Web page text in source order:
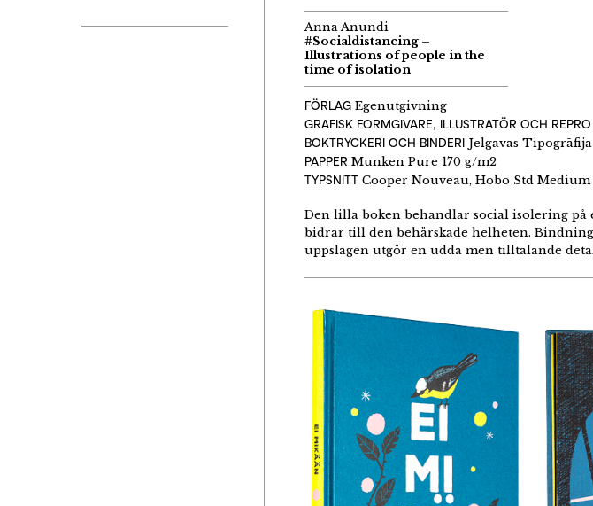
Anna Anundi
#Socialdistancing –
Illustrations of people in the
time of isolation
FÖRLAG Egenutgivning
GRAFISK FORMGIVARE, ILLUSTRATÖR OCH REPRO
BOKTRYCKERI OCH BINDERI Jelgavas Tipogrāfija
PAPPER Munken Pure 170 g/m2
TYPSNITT Cooper Nouveau, Hobo Std Medium
Den lilla boken behandlar social isolering på
bidrar till den behärskade helheten.
uppslagen utgör en udda men tilltalande